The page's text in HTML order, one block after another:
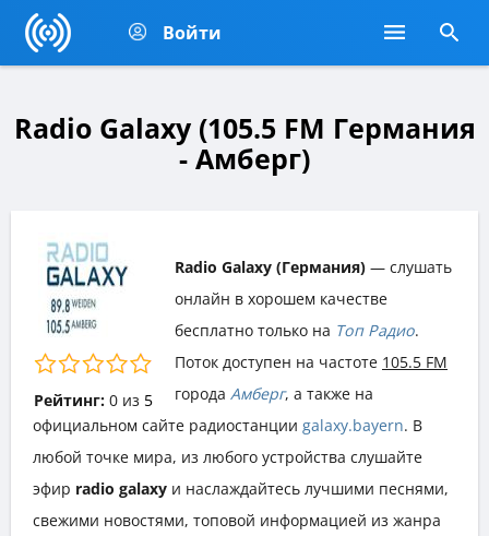
Войти
Radio Galaxy (105.5 FM Германия
- Амберг)
Рейтинг: 0из 5
Radio Galaxy (Германия) — слушать
онлайн в хорошем качестве
бесплатно только на Топ Радио.
Поток доступен на частоте 105.5 FM
города Амберг, а также на
официальном сайте радиостанции galaxy.bayern. В
любой точке мира, из любого устройства слушайте
эфир radio galaxy и наслаждайтесь лучшими песнями,
свежими новостями, топовой информацией из жанра